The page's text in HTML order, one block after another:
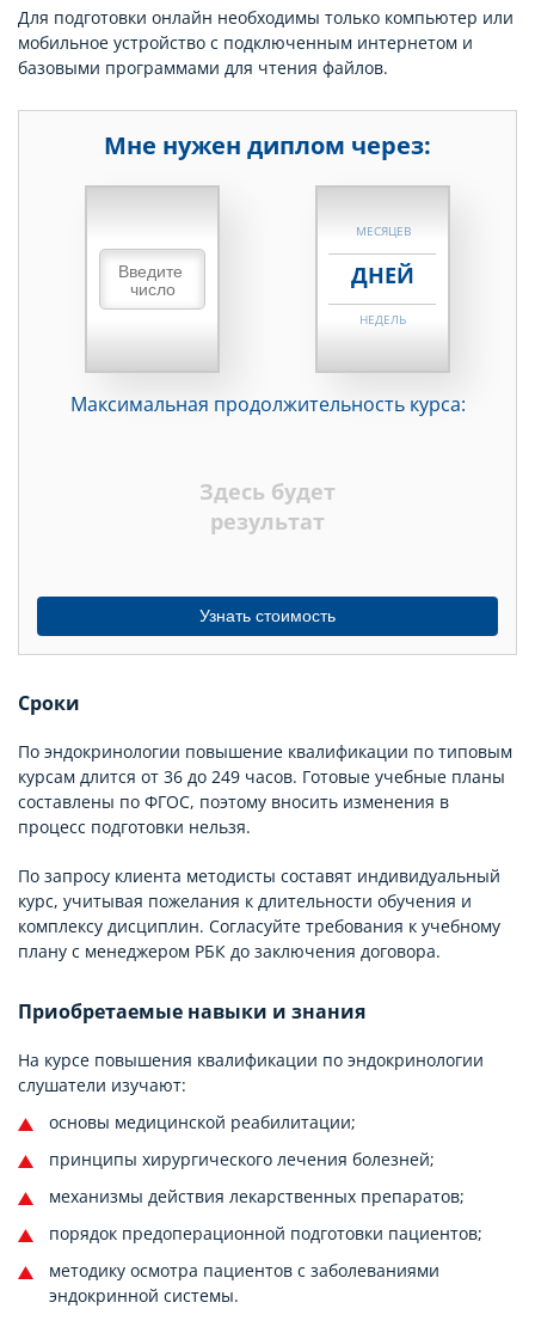
Для подготовки онлайн необходимы только компьютер или
мобильное устройство с подключенным интернетом и
базовыми программами для чтения файлов.
Мне нужен диплом через:
НЕДЕЛЬ
МЕСЯЦЕВ
ДНЕЙ
НЕДЕЛЬ
ДНЕЙ
Максимальная продолжительность курса:
Здесь будет
результат
Узнать стоимость
Сроки
По эндокринологии повышение квалификации по типовым
курсам длится от 36 до 249 часов. Готовые учебные планы
составлены по ФГОС, поэтому вносить изменения в
процесс подготовки нельзя.
По запросу клиента методисты составят индивидуальный
курс, учитывая пожелания к длительности обучения и
комплексу дисциплин. Согласуйте требования к учебному
плану с менеджером РБК до заключения договора.
Приобретаемые навыки и знания
На курсе повышения квалификации по эндокринологии
слушатели изучают:
основы медицинской реабилитации;
принципы хирургического лечения болезней;
механизмы действия лекарственных препаратов;
порядок предоперационной подготовки пациентов;
методику осмотра пациентов с заболеваниями
эндокринной системы.